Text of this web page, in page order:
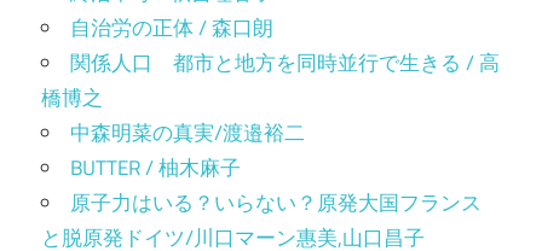
自治労の正体 / 森口朗
関係人口 都市と地方を同時並行で生きる / 高
橋博之
中森明菜の真実/渡邉裕二
BUTTER / 柚木麻子
原子力はいる？いらない？原発大国フランス
と脱原発ドイツ/川口マーン惠美,山口昌子